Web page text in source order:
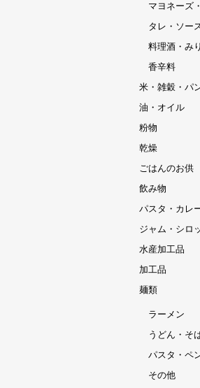
マヨネーズ
タレ・ソー
料理酒・み
香辛料
米・雑穀・パ
油・オイル
粉物
乾燥
ごはんのお供
飲み物
パスタ・カレ
ジャム・シロ
水産加工品
加工品
麺類
ラーメン
うどん・そ
パスタ・ペ
その他